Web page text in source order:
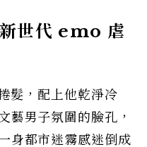
世代 emo 虐
髮，配上他乾淨冷
藝男子氛圍的臉孔，
身都市迷霧感迷倒成